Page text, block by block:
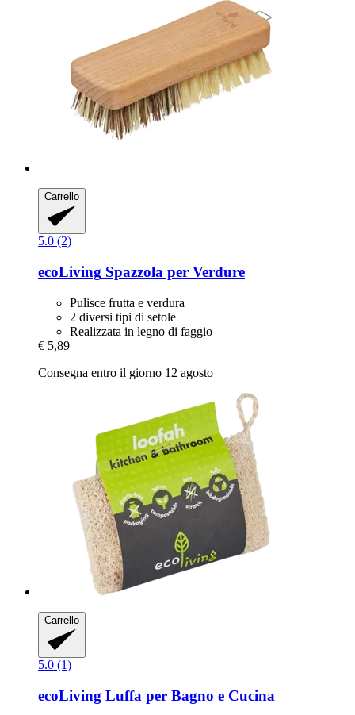
Carrello
5.0 (2)
ecoLiving Spazzola per Verdure
Pulisce frutta e verdura
2 diversi tipi di setole
Realizzata in legno di faggio
€ 5,89
Consegna entro il giorno 12 agosto
Carrello
5.0 (1)
ecoLiving Luffa per Bagno e Cucina